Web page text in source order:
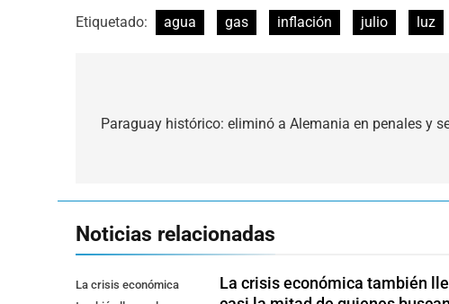
Etiquetado: agua gas inflación julio luz
de
Paraguay histórico: eliminó a Alemania en penales y
Noticias relacionadas
La crisis económica
La crisis económica también